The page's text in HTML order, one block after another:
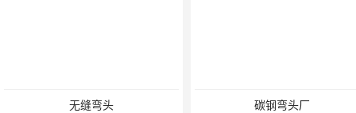
无缝弯头 碳钢弯头厂